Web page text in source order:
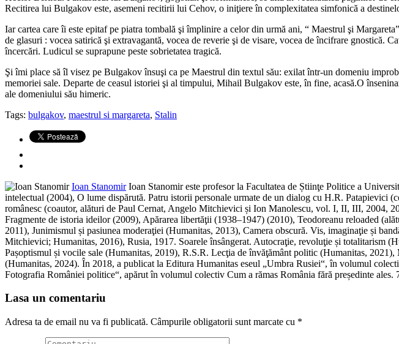
Recitirea lui Bulgakov este, asemeni recitirii lui Cehov, o iniţiere în complexitatea simfonică a
Iar cartea care îi este epitaf pe piatra tombală şi împlinire a celor din urmă ani, “ Maestrul şi
de glasuri : vocea satirică şi extravagantă, vocea de reverie şi de visare, vocea de încifrare gnostică.
încercări. Ludicul se suprapune peste sobrietatea tragică.
Şi îmi place să îl visez pe Bulgakov însuşi ca pe Maestrul din textul său: exilat într-un domeniu
memoriei sale. Departe de ceasul istoriei şi al timpului, Mihail Bulgakov este, în fine, acasă.O
ale domeniului său himeric.
Tags: bulgakov, maestrul si margareta, Stalin
Ioan StanomirIoan Stanomir este profesor la Facultatea de Știinţe Politice a
intelectual (2004), O lume dispărută. Patru istorii personale urmate de un dialog cu H.R.
românesc (coautor, alături de Paul Cernat, Angelo Mitchievici și Ion Manolescu, vol. I, II, III, 2004,
Fragmente de istoria ideilor (2009), Apărarea libertăţii (1938–1947) (2010), Teodoreanu reloaded
2011), Junimismul și pasiunea moderaţiei (Humanitas, 2013), Camera obscură. Vis, imaginaţie și
Mitchievici; Humanitas, 2016), Rusia, 1917. Soarele însângerat. Autocraţie, revoluţie și totalitarism
Pașoptismul și vocile sale (Humanitas, 2019), R.S.R. Lecţia de învăţământ politic (Humanitas,
(Humanitas, 2024). În 2018, a publicat la Editura Humanitas eseul „Umbra Rusiei“, în volumul
Fotografia României politice“, apărut în volumul colectiv Cum a rămas România fără președinte ales.
Lasa un comentariu
Adresa ta de email nu va fi publicată. Câmpurile obligatorii sunt marcate cu *